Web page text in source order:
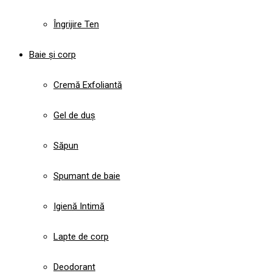
Îngrijire Ten
Baie și corp
Cremă Exfoliantă
Gel de duș
Săpun
Spumant de baie
Igienă Intimă
Lapte de corp
Deodorant